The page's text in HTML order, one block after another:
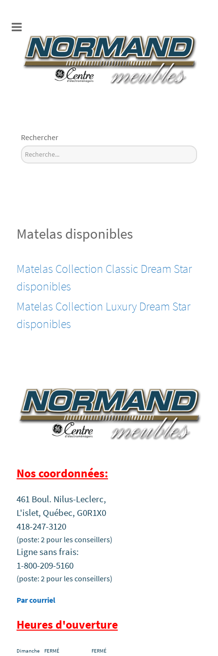
Rechercher
Matelas disponibles
Matelas Collection Classic Dream Star
disponibles
Matelas Collection Luxury Dream Star
disponibles
Nos coordonnées:
461 Boul. Nilus-Leclerc,
L'islet, Québec, G0R1X0
418-247-3120
(poste: 2 pour les conseillers)
Ligne sans frais:
1-800-209-5160
(poste: 2 pour les conseillers)
Par courriel
Heures d'ouverture
Dimanche FERMÉ FERMÉ